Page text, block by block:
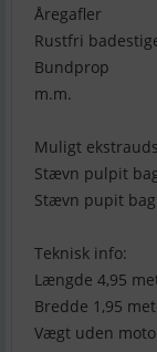
Åregafler
Rustfri
Bundprop
m.m.
Muligt
Stævn pulpit
Stævn pupit
Teknisk info:
Længde 4,95
Bredde 1,95
Vægt uden